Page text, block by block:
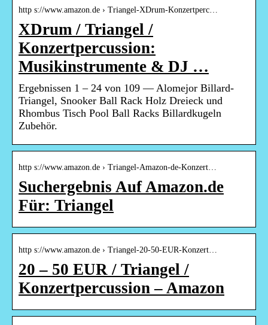
http s://www.amazon.de › Triangel-XDrum-Konzertperc…
XDrum / Triangel /
Konzertpercussion:
Musikinstrumente & DJ …
Ergebnissen 1 – 24 von 109 — Alomejor Billard-
Triangel, Snooker Ball Rack Holz Dreieck und
Rhombus Tisch Pool Ball Racks Billardkugeln
Zubehör.
http s://www.amazon.de › Triangel-Amazon-de-Konzert…
Suchergebnis Auf Amazon.de
Für: Triangel
http s://www.amazon.de › Triangel-20-50-EUR-Konzert…
20 – 50 EUR / Triangel /
Konzertpercussion – Amazon